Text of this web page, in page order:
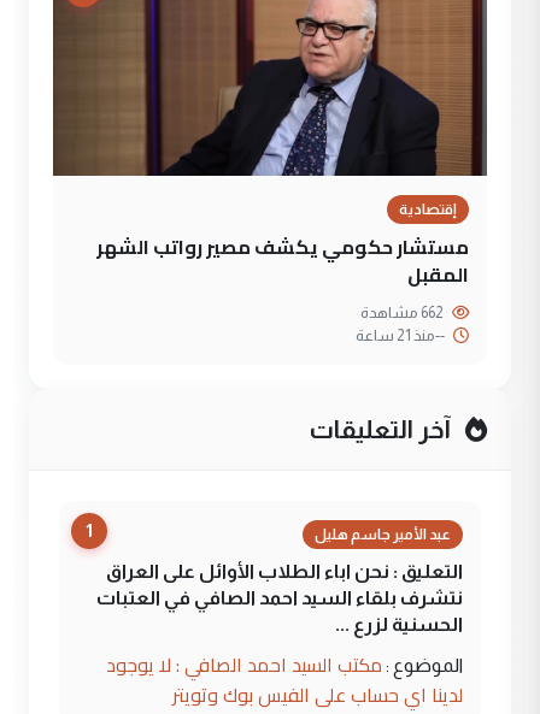
إقتصادية
مستشار حكومي يكشف مصير رواتب الشهر
المقبل
--منذ 21 ساعة
آخر التعليقات
1 عبد الأمير جاسم هليل
التعليق : نحن اباء الطلاب الأوائل على العراق
نتشرف بلقاء السيد احمد الصافي في العتبات
الحسنية لزرع ...
الموضوع : مكتب السيد احمد الصافي : لا يوجود
لدينا اي حساب على الفيس بوك وتويتر